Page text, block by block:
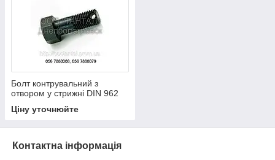
Болт контрувальний з
отвором у стрижні DIN 962
Ціну уточнюйте
Контактна інформація